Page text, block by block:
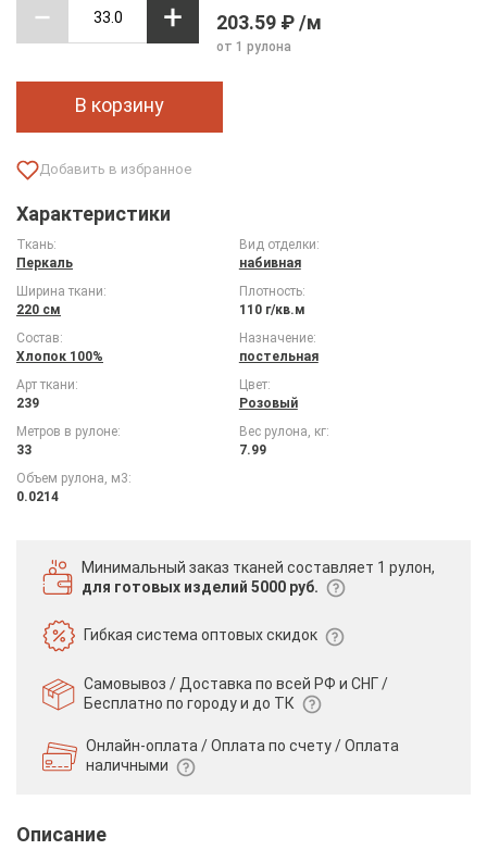
203.59 ₽ /м
от 1 рулона
В корзину
Характеристики
Ткань:
Перкаль
Вид отделки:
набивная
Ширина ткани:
220 см
Плотность:
110 г/кв.м
Состав:
Хлопок 100%
Назначение:
постельная
Арт ткани:
239
Цвет:
Розовый
Метров в рулоне:
33
Вес рулона, кг:
7.99
Объем рулона, м3:
0.0214
Минимальный заказ тканей составляет 1 рулон,
для готовых изделий 5000 руб.
Гибкая системаоптовых скидок
Самовывоз / Доставка по всей РФ и СНГ /
Бесплатно по городу и до ТК
Онлайн-оплата / Оплата по счету /Оплата
наличными
Описание